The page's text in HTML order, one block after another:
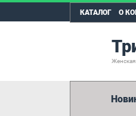
КАТАЛОГ О